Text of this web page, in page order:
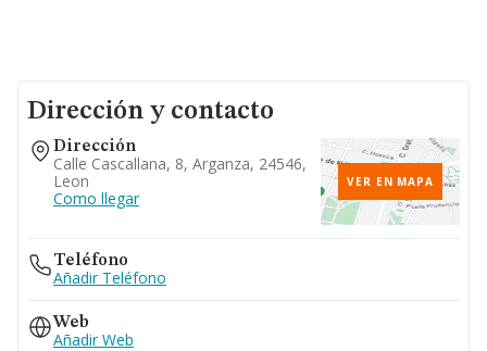
Dirección y contacto
Dirección
Calle Cascallana, 8, Arganza, 24546,
Leon
Como llegar
VER EN MAPA
Teléfono
Añadir Teléfono
Web
Añadir Web